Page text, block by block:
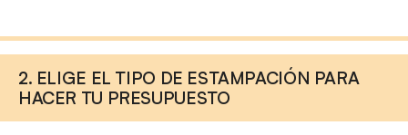
2. ELIGE EL TIPO DE ESTAMPACIÓN PARA
HACER TU PRESUPUESTO